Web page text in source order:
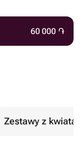
60 000 ֏
Zestawy z